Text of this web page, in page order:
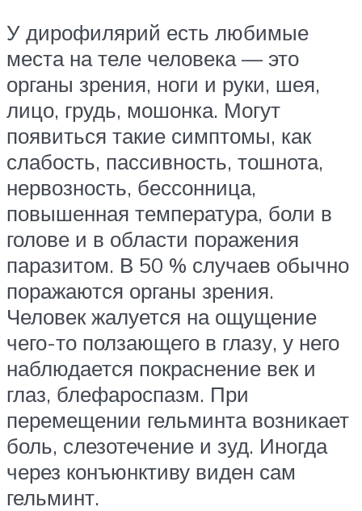
У дирофилярий есть любимые
места на теле человека — это
органы зрения, ноги и руки, шея,
лицо, грудь, мошонка. Могут
появиться такие симптомы, как
слабость, пассивность, тошнота,
нервозность, бессонница,
повышенная температура, боли в
голове и в области поражения
паразитом. В 50 % случаев обычно
поражаются органы зрения.
Человек жалуется на ощущение
чего-то ползающего в глазу, у него
наблюдается покраснение век и
глаз, блефароспазм. При
перемещении гельминта возникает
боль, слезотечение и зуд. Иногда
через конъюнктиву виден сам
гельминт.